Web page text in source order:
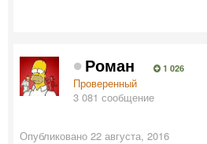
Роман 1 026
Проверенный
3 081 сообщение
Опубликовано 22 августа, 2016